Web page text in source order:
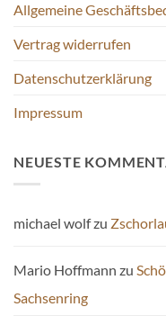
Allgemeine
Vertrag widerrufen
Datenschutzerklärung
Impressum
NEUESTE
michael wolfzu
Mario Hoffmann zu
Sachsenring